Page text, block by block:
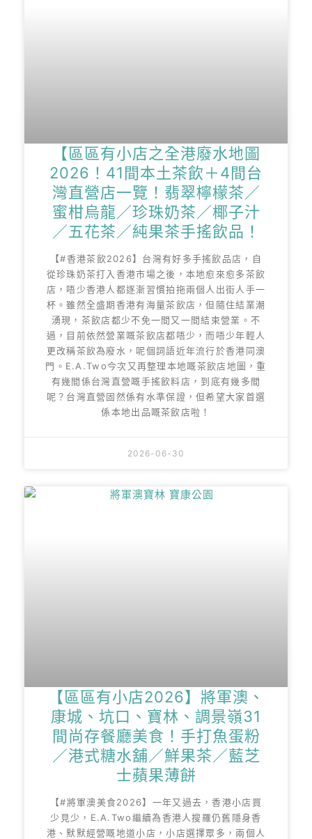
【區區有小店之全港廢水地圖
2026！41間本土茶飲＋4間台
灣直營店一覽！翡翠檸檬茶／
蜜柑烏龍／珍珠奶茶／椰子汁
／五花茶／純果茶手搖飲品！
【#香港茶飲2026】台灣有好多手搖飲品店，自
從珍珠奶茶打入香港市場之後，本地愈來愈多茶飲
店，唔少香港人都逐漸習慣拍拖兩個人出街人手一
杯。雖然全盛期香港有海量茶飲店，但隨住結業潮
湧現，茶飲店都少不免一間又一間結束營業。不
過，目前依然營業嘅茶飲店都唔少，而唔少年輕人
更改稱茶飲為廢水，呢個詞語近年流行於香港同澳
門。E.A.Two今次又再整理本地嘅茶飲店地圖，重
有幾間係台灣直營嘅手搖飲料店，到底有幾多間
呢？台灣直營固然係有水準保證，但希望大家首選
係本地出品嘅茶飲店啦！
2026-06-30
【區區有小店2026】將軍澳、
康城、坑口、寶林、調景嶺31
間尚存餐廳美食！手打魚蛋粉
／港式糖水舖／鮮果茶／藍芝
士蘋果薄餅
【#將軍澳美食2026】一年又過去，香港小店買
少見少，E.A.Two繼續為香港人搜羅仍舊隱身香
港、默默經營嘅地道小店，小店選擇眾多，兩個人